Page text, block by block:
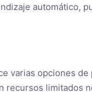
automático,
varias opciones
recursos limitados